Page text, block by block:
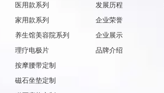
医用款系列
家用款系列
养生馆美容院系列
理疗电极片
按摩腰带定制
磁石坐垫定制
发展历程
企业荣誉
企业展示
品牌介绍